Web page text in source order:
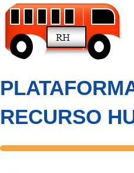
RECURSO